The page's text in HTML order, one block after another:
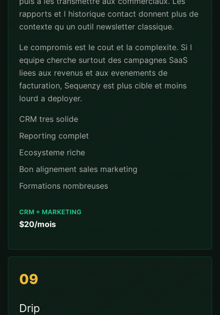
rapports et l historique contact donnent plus de
contexte qu un outil newsletter classique.
Le compromis est le cout et la complexite. Si l
equipe cherche surtout des campagnes SaaS
liees aux revenus et aux evenements de
facturation, Sequenzy est plus cible et moins
lourd a deployer.
CRM tres solide
Reporting complet
Ecosysteme riche
Bon alignement sales marketing
Formations nombreuses
CRM + MARKETING
$20/mois
09
Drip